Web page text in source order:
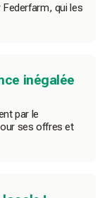
qui les
inégalée
par le
ses offres et